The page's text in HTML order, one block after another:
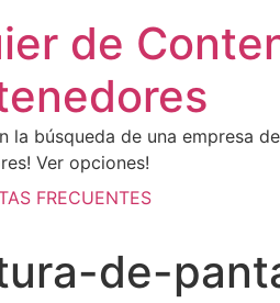
de
la búsqueda de una empresa
Ver opciones!
FRECUENTES
de-